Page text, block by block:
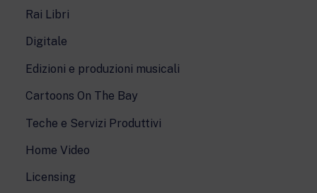
Rai Libri
Digitale
Edizioni e produzioni musicali
Cartoons On The Bay
Teche e Servizi Produttivi
Home Video
Licensing